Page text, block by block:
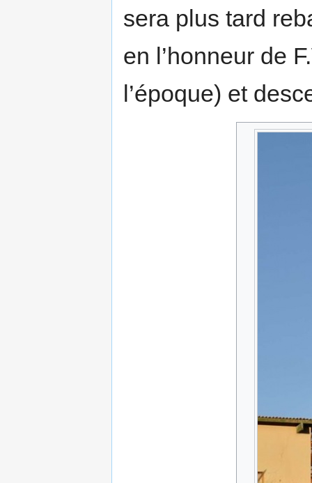
sera plus tard
en l’honneur de
l’époque) et